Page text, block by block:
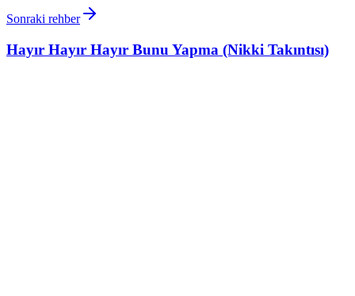
Sonraki rehber
Hayır Hayır Hayır Bunu Yapma (Nikki Takıntısı)